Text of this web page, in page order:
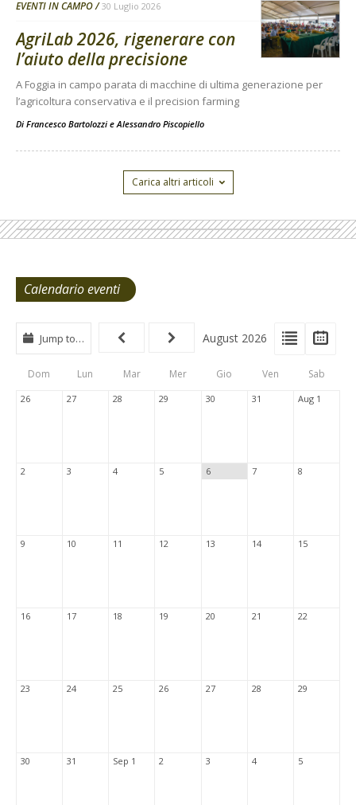
EVENTI IN CAMPO 30 Luglio 2026
AgriLab 2026, rigenerare con
l’aiuto della precisione
A Foggia in campo parata di macchine di ultima generazione per
l’agricoltura conservativa e il precision farming
Di Francesco Bartolozzi e Alessandro Piscopiello
Carica altri articoli
Calendario eventi
View
Type
Tabs
View
List
Jump to… August 2026
Dom Lun Mar Mer Gio Ven Sab
26 27 28 29 30 31 Aug 1
2 3 4 5 6 7 8
9 10 11 12 13 14 15
16 17 18 19 20 21 22
23 24 25 26 27 28 29
30 31 Sep 1 2 3 4 5